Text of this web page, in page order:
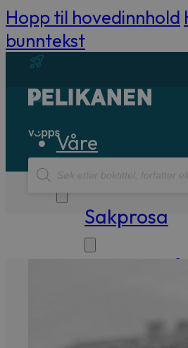
Hopp til hovedinnhold
bunntekst
Våre
bøker
Sakprosa
Kritikk
Products
search